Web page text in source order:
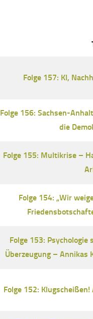
Folge 157: KI,
Folge 156: Sachsen-
die
Folge 155: Multikrise –
Folge 154: „Wir
Folge 153:
Überzeugung – Annikas
Folge 152: